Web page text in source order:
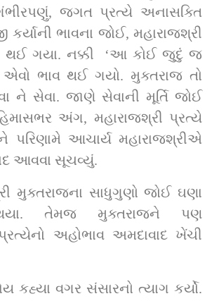
ગંભીરપણું, જગત પ્રત્યે અનાસક્તિ
કર્યાની ભાવના જોઈ, મહારાજશ્રી
થઈ ગયા. નક્કી  ‘આ કોઈ જુદું જ
એવો ભાવ થઈ ગયો. મુક્તરાજ તો
ને સેવા. જાણે સેવાની મૂર્તિ જોઈ
અંગ, મહારાજશ્રી પ્રત્યે
પરિણામે આચાર્ય મહારાજશ્રીએ
આવવા સૂચવ્યું.
મુક્તરાજના સાધુગુણો જોઈ ઘણા
થયા. તેમજ મુક્તરાજને પણ
અહોભાવ અમદાવાદ ખેંચી
કહ્યા વગર સંસારનો ત્યાગ કર્યો.